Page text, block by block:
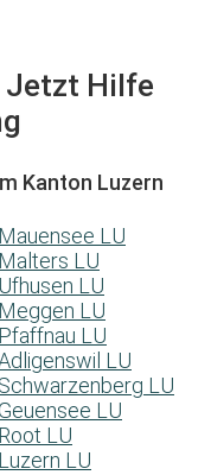
Jetzt Hilfe
Kanton Luzern
LU
LU
LU
LU
LU
LU
LU
LU
LU
LU